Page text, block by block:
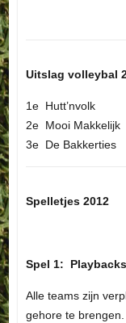
Uitslag volleybal
1e Hutt’nvolk
2e Mooi Makkelijk
3e De Bakkerties
Spelletjes 2012
Spel 1:
Alle teams zijn
gehore te